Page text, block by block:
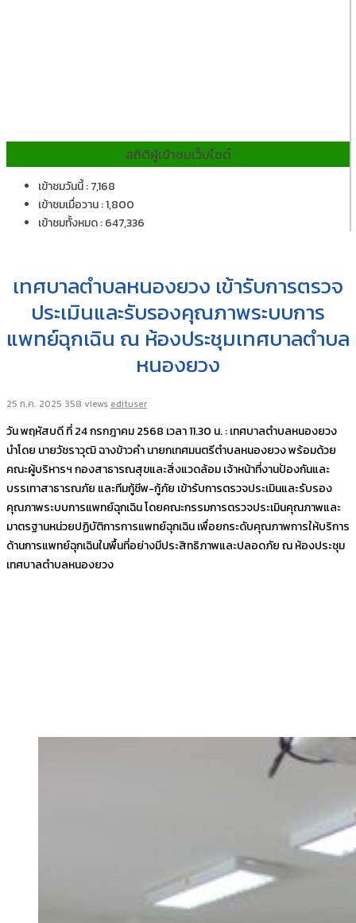
สถิติผู้เข้าชมเว็บไซต์
เข้าชมวันนี้ : 7,168
เข้าชมเมื่อวาน : 1,800
เข้าชมทั้งหมด : 647,336
เทศบาลตำบลหนองยวง เข้ารับการตรวจ
ประเมินและรับรองคุณภาพระบบการ
แพทย์ฉุกเฉิน ณ ห้องประชุมเทศบาลตำบล
หนองยวง
25 ก.ค. 2025 358 views edituser
วัน พฤหัสบดี ที่ 24 กรกฎาคม 2568 เวลา 11.30 น. : เทศบาลตำบลหนองยวง
นำโดย นายวัชราวุฒิ ฉางข้าวคำ นายกเทศมนตรีตำบลหนองยวง พร้อมด้วย
คณะผู้บริหารฯ กองสาธารณสุขและสิ่งแวดล้อม เจ้าหน้าที่งานป้องกันและ
บรรเทาสาธารณภัย และทีมกู้ชีพ-กู้ภัย เข้ารับการตรวจประเมินและรับรอง
คุณภาพระบบการแพทย์ฉุกเฉิน โดยคณะกรรมการตรวจประเมินคุณภาพและ
มาตรฐานหน่วยปฏิบัติการการแพทย์ฉุกเฉิน เพื่อยกระดับคุณภาพการให้บริการ
ด้านการแพทย์ฉุกเฉินในพื้นที่อย่างมีประสิทธิภาพและปลอดภัย ณ ห้องประชุม
เทศบาลตำบลหนองยวง